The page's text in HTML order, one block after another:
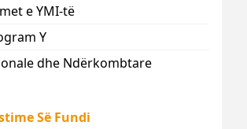
e YMI-të
Y
dhe Ndërkombtare
Së Fundi